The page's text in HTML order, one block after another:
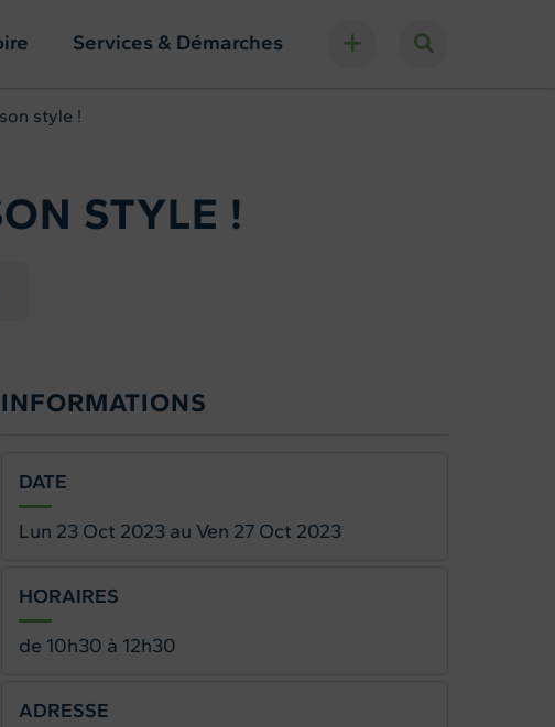
Services & Démarches
style !
STYLE !
INFORMATIONS
DATE
Lun 23 Oct 2023au Ven 27 Oct 2023
HORAIRES
de 10h30 à 12h30
ADRESSE